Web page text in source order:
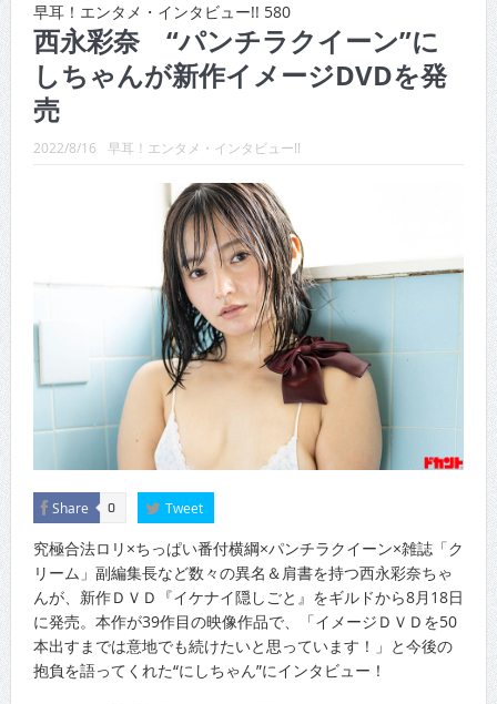
CINEMA×STYLE 289号
CINEMA×STYLE 288号
CINEMA×STYLE 287号
CINEMA×STYLE 286号
CINEMA×STYLE 285号
CINEMA×STYLE 294号
早耳！エンタメ・インタビュー!! 580
西永彩奈 “パンチラクイーン”に
しちゃんが新作イメージDVDを発
売
2022/8/16 早耳！エンタメ・インタビュー!!
Share 0 Tweet
究極合法ロリ×ちっぱい番付横綱×パンチラクイーン×雑誌「ク
リーム」副編集長など数々の異名＆肩書を持つ西永彩奈ちゃ
んが、新作ＤＶＤ『イケナイ隠しごと』をギルドから8月18日
に発売。本作が39作目の映像作品で、「イメージＤＶＤを50
本出すまでは意地でも続けたいと思っています！」と今後の
抱負を語ってくれた“にしちゃん”にインタビュー！